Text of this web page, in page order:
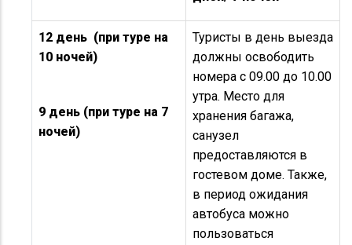
12 день (при туре на
10 ночей)
9 день (при туре на 7
ночей)
Туристы в день выезда
должны освободить
номера с 09.00 до 10.00
утра. Место для
хранения багажа,
санузел
предоставляются в
гостевом доме. Также,
в период ожидания
автобуса можно
пользоваться